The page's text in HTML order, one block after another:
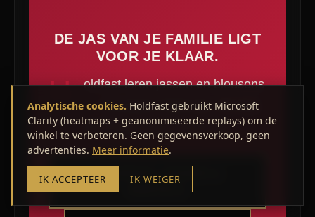
DE JAS VAN JE FAMILIE LIGT
VOOR JE KLAAR.
H
oldfast leren jassen en blousons
— Europees fabricaat, dik leer,
levering binnen 24/48 uur.
MANTELS
Analytische cookies. Holdfast gebruikt Microsoft
Clarity (heatmaps + geanonimiseerde replays) om de
winkel te verbeteren. Geen gegevensverkoop, geen
advertenties. Meer informatie.
IK ACCEPTEER IK WEIGER